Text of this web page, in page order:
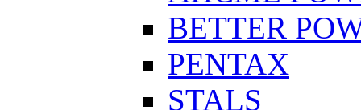
BETTER
PENTAX
STALS